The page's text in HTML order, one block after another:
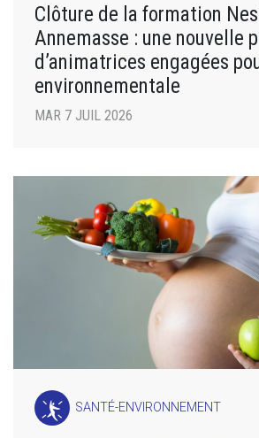
Clôture de la formation
Annemasse : une nouvelle
d’animatrices engagées
environnementale
MAR 7 JUIL 2026
SANTÉ-ENVIRONNEMENT